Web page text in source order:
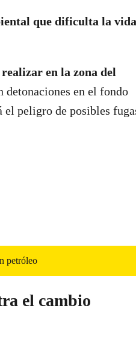
que dificulta la vida
en la zona del
detonaciones en el fondo
el peligro de posibles
petróleo
el cambio